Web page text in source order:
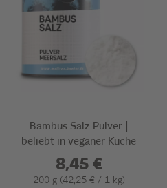
Bambus Salz Pulver |
beliebt in veganer Küche
8,45 €
200 g (42,25 € / 1 kg)